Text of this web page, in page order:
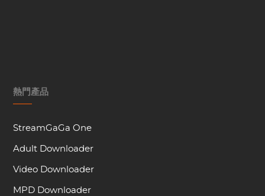
熱門產品
StreamGaGa One
Adult Downloader
Video Downloader
MPD Downloader